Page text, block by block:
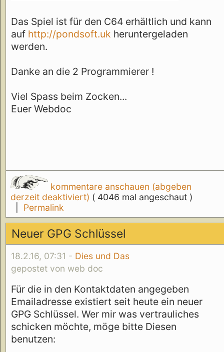
Das Spiel ist für den C64 erhältlich und kann
auf http://pondsoft.uk heruntergeladen
werden.
Danke an die 2 Programmierer !
Viel Spass beim Zocken...
Euer Webdoc
kommentare anschauen (abgeben
derzeit deaktiviert) ( 4046 mal angeschaut )
Permalink
Neuer GPG Schlüssel
18.2.16, 07:31 - Dies und Das
gepostet von web doc
Für die in den Kontaktdaten angegeben
Emailadresse existiert seit heute ein neuer
GPG Schlüssel. Wer mir was vertrauliches
schicken möchte, möge bitte Diesen
benutzen: